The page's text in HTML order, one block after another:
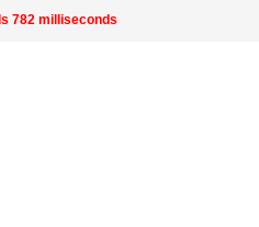
782 milliseconds